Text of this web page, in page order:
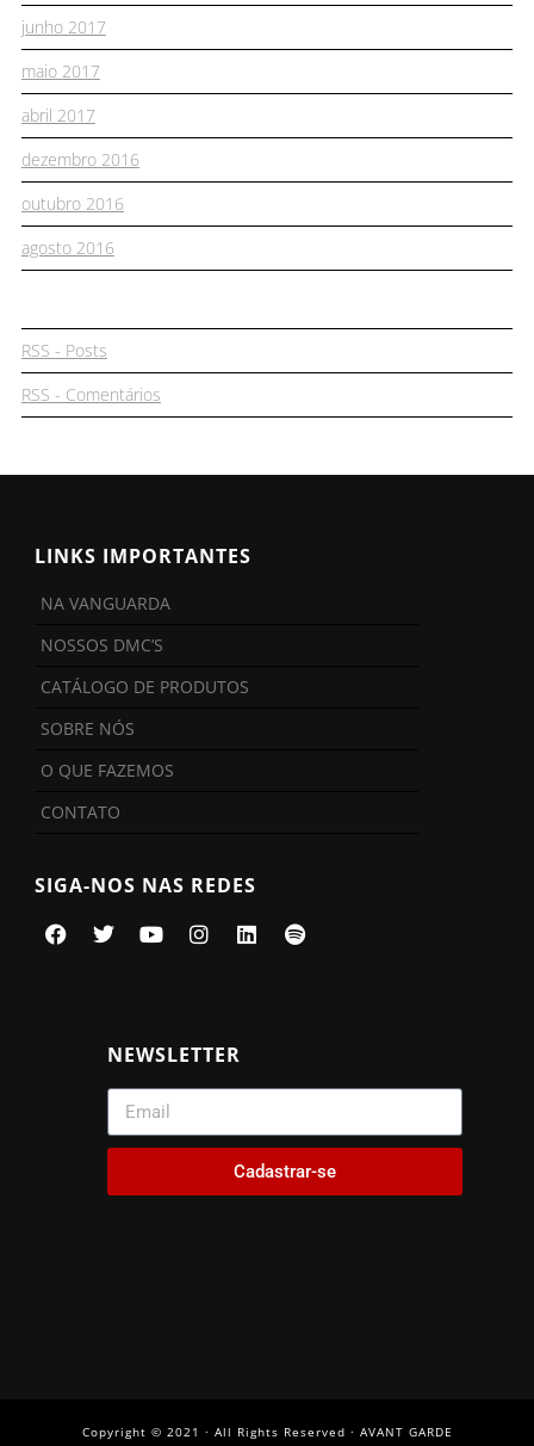
junho 2017
maio 2017
abril 2017
dezembro 2016
outubro 2016
agosto 2016
RSS - Posts
RSS - Comentários
LINKS IMPORTANTES
NA VANGUARDA
NOSSOS DMC’S
CATÁLOGO DE PRODUTOS
SOBRE NÓS
O QUE FAZEMOS
CONTATO
SIGA-NOS NAS REDES
NEWSLETTER
Cadastrar-se
Copyright © 2021 · All Rights Reserved · AVANT GARDE